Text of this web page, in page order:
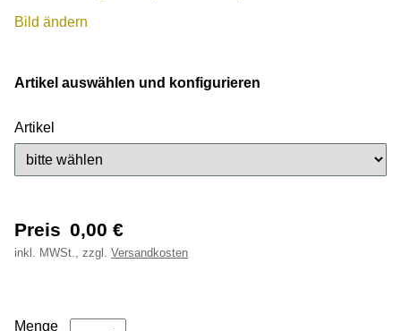
Bild ändern
Artikel auswählen und konfigurieren
Artikel
Preis 0,00 €
inkl. MWSt., zzgl. Versandkosten
Menge